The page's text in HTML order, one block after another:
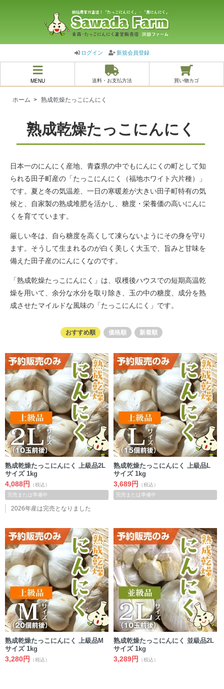
ログイン 新規会員登録
MENU 送料・お支払方法 買い物カゴ
ホーム > 熟成乾燥たっこにんにく
熟成乾燥たっこにんにく
日本一のにんにく産地、青森県の中でもにんにくの町として知
られる田子町産の「たっこにんにく（福地ホワイト六片種）」
です。夏と冬の気温差、一日の寒暖差が大きい田子町特有の気
候と、自家製の熟成堆肥を活かし、糖度・栄養価の高いにんに
くを育てています。
厳しい冬は、自ら糖度を高くして凍らないようにその身を守り
ます。そうして生まれるのが白く美しく大玉で、旨みと甘味を
備えた田子産のにんにくなのです。
「熟成乾燥たっこにんにく」は、収穫後ハウスでの短期高温乾
燥を用いて、余分な水分を取り除き、玉の中の糖度、成分を熟
成させたマイルドな風味の「たっこにんにく」です。
おすすめ順 価格順 新着順
熟成乾燥たっこにんにく 上級品2L
サイズ 1kg
4,088円
（税込）
完売または準備中
2026年産は完売となりました
熟成乾燥たっこにんにく 上級品L
サイズ 1kg
3,689円
（税込）
完売または準備中
熟成乾燥たっこにんにく 上級品M
サイズ 1kg
3,280円 （税込）
熟成乾燥たっこにんにく 並級品2L
サイズ 1kg
3,289円 （税込）